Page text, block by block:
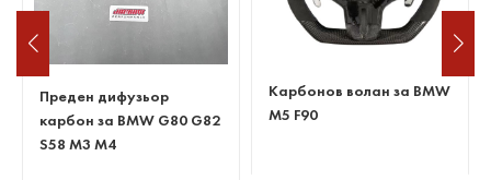
Преден дифузьор
карбон за BMW G80 G82
S58 M3 M4
Карбонов волан за BMW
M5 F90